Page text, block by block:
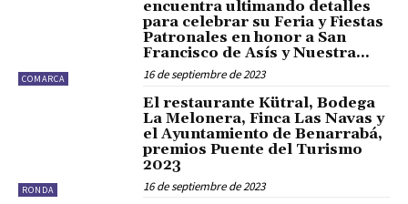
COMARCA
encuentra ultimando detalles
para celebrar su Feria y Fiestas
Patronales en honor a San
Francisco de Asís y Nuestra...
16 de septiembre de 2023
RONDA
El restaurante Kütral, Bodega
La Melonera, Finca Las Navas y
el Ayuntamiento de Benarrabá,
premios Puente del Turismo
2023
16 de septiembre de 2023